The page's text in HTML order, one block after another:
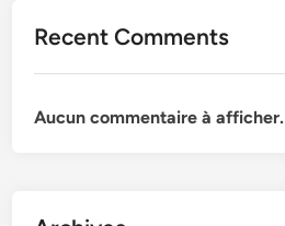
Recent Comments
Aucun commentaire à afficher.